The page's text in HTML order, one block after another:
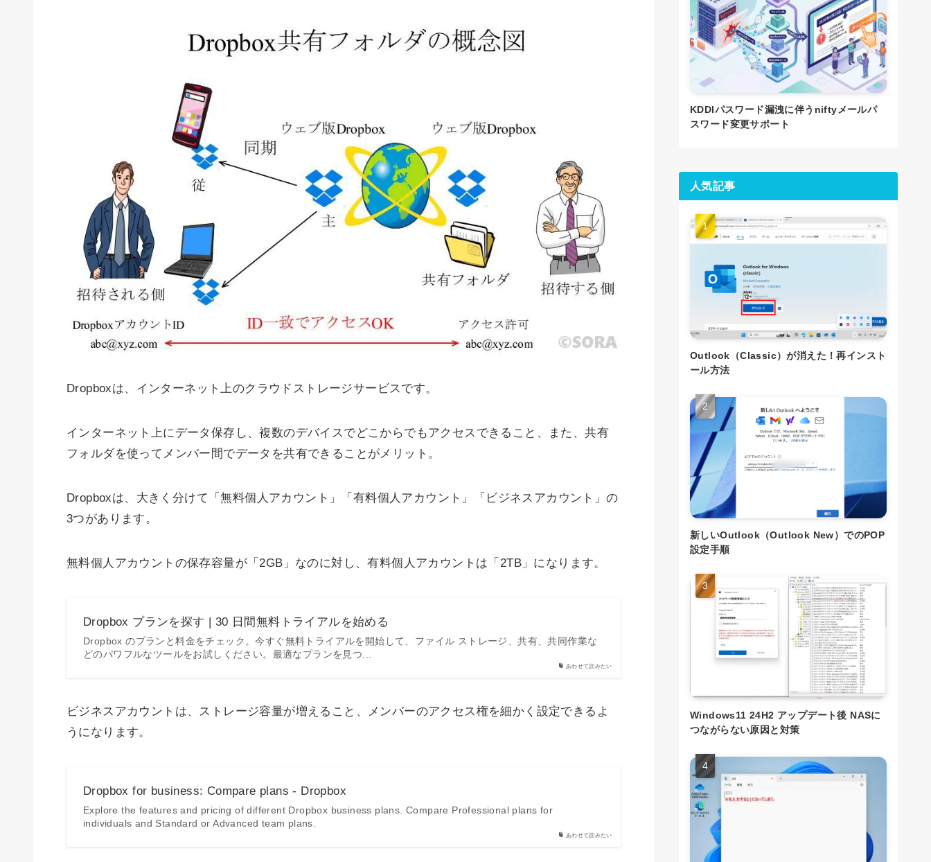
Dropboxは、インターネット上のクラウドストレージサービスです。
インターネット上にデータ保存し、複数のデバイスでどこからでもアクセスできること、また、共有
フォルダを使ってメンバー間でデータを共有できることがメリット。
Dropboxは、大きく分けて「無料個人アカウント」「有料個人アカウント」「ビジネスアカウント」の
3つがあります。
無料個人アカウントの保存容量が「2GB」なのに対し、有料個人アカウントは「2TB」になります。
あわせて読みたい
Dropbox プランを探す | 30 日間無料トライアルを始める
Dropbox のプランと料金をチェック。今すぐ無料トライアルを開始して、ファイル ストレージ、共有、共同作業な
どのパワフルなツールをお試しください。最適なプランを見つ...
ビジネスアカウントは、ストレージ容量が増えること、メンバーのアクセス権を細かく設定できるよ
うになります。
あわせて読みたい
Dropbox for business: Compare plans - Dropbox
Explore the features and pricing of different Dropbox business plans. Compare Professional plans for
individuals and Standard or Advanced team plans.
KDDIパスワード漏洩に伴うniftyメールパ
スワード変更サポート
人気記事
Outlook（Classic）が消えた！再インスト
ール方法
新しいOutlook（Outlook New）でのPOP
設定手順
Windows11 24H2 アップデート後 NASに
つながらない原因と対策